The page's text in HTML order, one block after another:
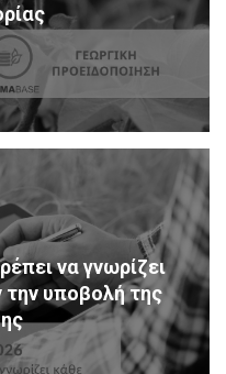
να γνωρίζει
υποβολή της